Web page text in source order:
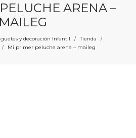
ARENA –
MAILEG
y decoración Infantil / Tienda /
/ Mi primer peluche arena – maileg